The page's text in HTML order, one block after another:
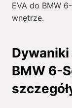
EVA do BMW
wnętrze.
Dywaniki
BMW 6-